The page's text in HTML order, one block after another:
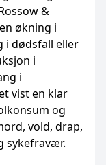
&
økning i
i dødsfall eller
i
i
vist en klar
og
vold, drap,
sykefravær.